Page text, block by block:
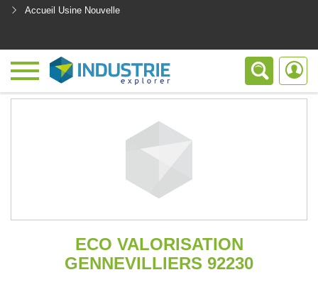
Accueil Usine Nouvelle
ECO VALORISATION
GENNEVILLIERS 92230